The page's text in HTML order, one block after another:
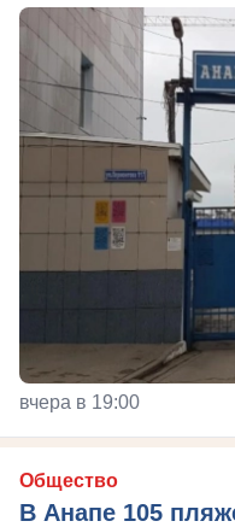
вчера в 19:00
Общество
В Анапе 105